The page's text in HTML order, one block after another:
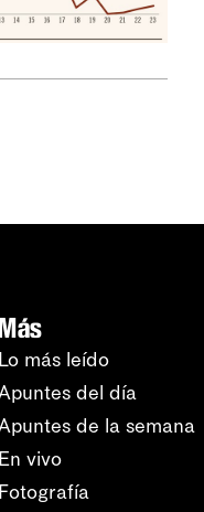
Lo más leído
del día
de la semana
En vivo
Fotografía